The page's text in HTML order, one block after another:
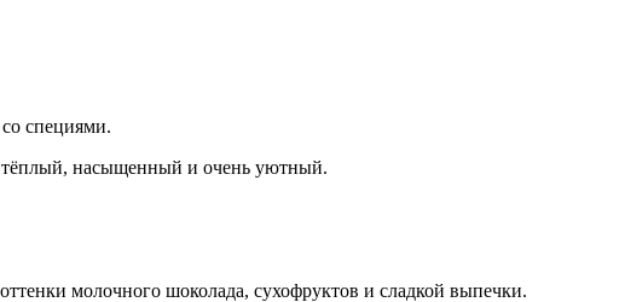
специями.
тёплый, насыщенный и очень уютный.
молочного шоколада, сухофруктов и сладкой выпечки.